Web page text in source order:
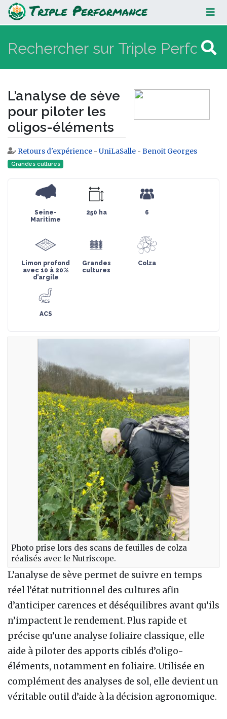
L’analyse de sève pour piloter les
oligos-éléments
L’analyse de sève
pour piloter les
oligos-éléments
Aller à :navigation,rechercher
Retours d'expérience - UniLaSalle - Benoit Georges
Grandes cultures
Seine-
Maritime
250 ha 6
Limon profond
avec 10 à 20%
d’argile
Grandes
cultures
Colza
ACS
Photo prise lors des scans de feuilles de colza
réalisés avec le Nutriscope.
L’analyse de sève permet de suivre en temps
réel l’état nutritionnel des cultures afin
d’anticiper carences et déséquilibres avant qu’ils
n’impactent le rendement. Plus rapide et
précise qu’une analyse foliaire classique, elle
aide à piloter des apports ciblés d’oligo-
éléments, notamment en foliaire. Utilisée en
complément des analyses de sol, elle devient un
véritable outil d’aide à la décision agronomique.